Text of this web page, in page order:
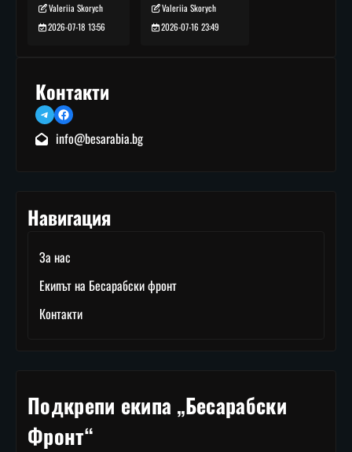
Valeriia Skorych
2026-07-18 13:56
Valeriia Skorych
2026-07-16 23:49
Контакти
TelegramFacebook
info@besarabia.bg
Навигация
За нас
Екипът на Бесарабски фронт
Контакти
Подкрепи екипа „Бесарабски
Фронт“